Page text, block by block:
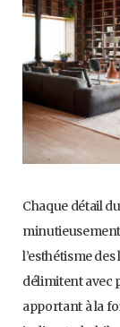
Chaque détail
l’esthétisme
délimitent avec
apportant à la